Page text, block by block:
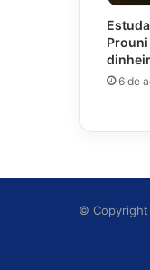
6 de
©